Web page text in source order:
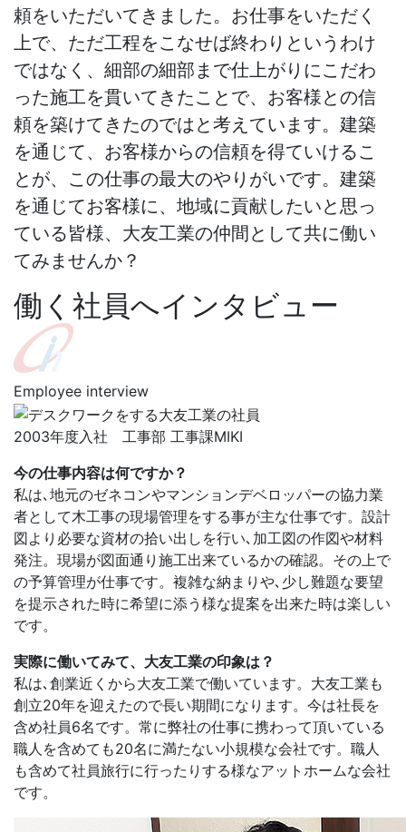
頼をいただいてきました。お仕事をいただく
上で、ただ工程をこなせば終わりというわけ
ではなく、細部の細部まで仕上がりにこだわ
った施工を貫いてきたことで、お客様との信
頼を築けてきたのではと考えています。建築
を通じて、お客様からの信頼を得ていけるこ
とが、この仕事の最大のやりがいです。建築
を通じてお客様に、地域に貢献したいと思っ
ている皆様、大友工業の仲間として共に働い
てみませんか？
働く社員へインタビュー
Employee interview
2003年度入社 工事部 工事課MIKI
今の仕事内容は何ですか？
私は､地元のゼネコンやマンションデベロッパーの協力業
者として木工事の現場管理をする事が主な仕事です。設計
図より必要な資材の拾い出しを行い､加工図の作図や材料
発注。現場が図面通り施工出来ているかの確認。その上で
の予算管理が仕事です。複雑な納まりや､少し難題な要望
を提示された時に希望に添う様な提案を出来た時は楽しい
です。
実際に働いてみて、大友工業の印象は？
私は､創業近くから大友工業で働いています。大友工業も
創立20年を迎えたので長い期間になります。今は社長を
含め社員6名です。常に弊社の仕事に携わって頂いている
職人を含めても20名に満たない小規模な会社です。職人
も含めて社員旅行に行ったりする様なアットホームな会社
です。